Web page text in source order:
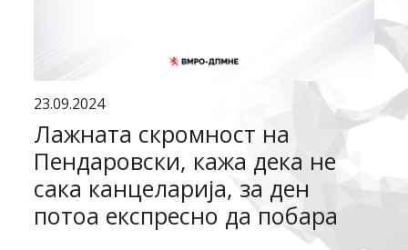
23.09.2024
Лажната скромност на
Пендаровски, кажа дека не
сака канцеларија, за ден
потоа експресно да побара